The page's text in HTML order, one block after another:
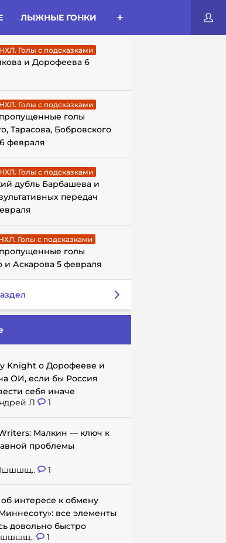
ЛЫЖНЫЕ ГОНКИ
НХЛ. Голы с подсказками
и Дорофеева 6
НХЛ. Голы с подсказками
голы
Тарасова, Бобровского
февраля
НХЛ. Голы с подсказками
дубль Барбашева и
передач
Голы с подсказками
голы
и Аскарова 5 февраля
Knight о Дорофееве и
ОИ, если бы Россия
себя иначе
Л 1
Малкин — ключ к
проблемы
1
интересе к обмену
все элементы
довольно быстро
1